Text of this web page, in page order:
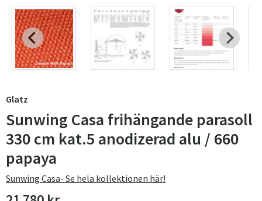
Glatz
Sunwing Casa frihängande parasoll
330 cm kat.5 anodizerad alu / 660
papaya
Sunwing Casa- Se hela kollektionen här!